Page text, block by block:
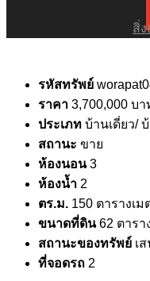
สิ่
รหัสทรัพย์
ราคา 3,700,000 บา
ประเภท บ้านเดี่ยว/
สถานะ ขาย
ห้องนอน 3
ห้องน้ำ 2
ตร.ม. 150 ตารางเม
ขนาดที่ดิน 62 ตารา
สถานะของทรัพย์ เ
ที่จอดรถ 2